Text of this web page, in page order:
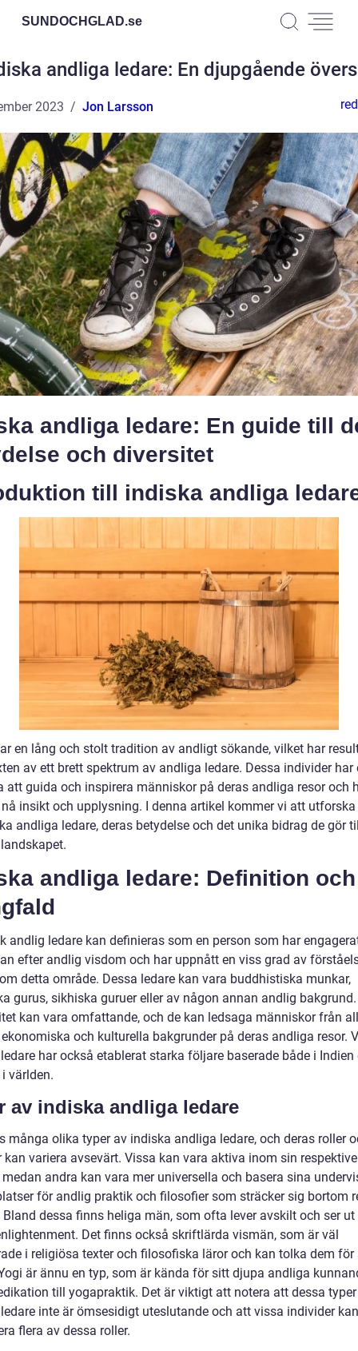
SUNDOCHGLAD.se
andliga ledare: En djupgående
2023 Jon Larsson
andliga ledare: En guide till
och diversitet
till indiska andliga
en lång och stolt tradition av andligt sökande, vilket har
av ett brett spektrum av andliga ledare. Dessa individer har
att guida och inspirera människor på deras andliga resor och
insikt och upplysning. I denna artikel kommer vi att
andliga ledare, deras betydelse och det unika bidrag de gör
andliga ledare: Definition och
andlig ledare kan definieras som en person som har
efter andlig visdom och har uppnått en viss grad av
detta område. Dessa ledare kan vara buddhistiska munkar,
gurus, sikhiska guruer eller av någon annan andlig
kan vara omfattande, och de kan ledsaga människor från
och kulturella bakgrunder på deras andliga resor.
har också etablerat starka följare baserade både i Indien
världen.
av indiska andliga ledare
många olika typer av indiska andliga ledare, och deras roller
kan variera avsevärt. Vissa kan vara aktiva inom sin respektive
andra kan vara mer universella och basera sina
för andlig praktik och filosofier som sträcker sig bortom
Bland dessa finns heliga män, som ofta lever avskilt och ser
Det finns också skriftlärda vismän, som är väl
i religiösa texter och filosofiska läror och kan tolka dem för
är ännu en typ, som är kända för sitt djupa andliga
till yogapraktik. Det är viktigt att notera att dessa
inte är ömsesidigt uteslutande och att vissa individer kan
flera av dessa roller.